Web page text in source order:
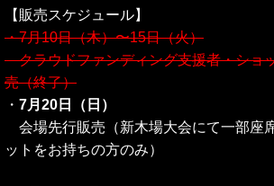
【販売スケジュール】
・7月10日（木）〜15日（火）
クラウドファンディング支援者・ショ
売（終了）
・ 7月20日（日）
会場先行販売（新木場大会にて一部座
ットをお持ちの方のみ）